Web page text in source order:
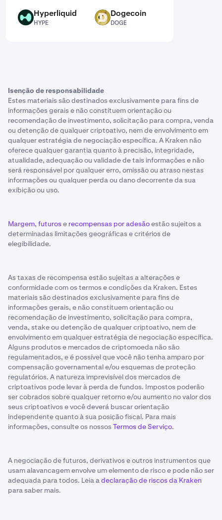
HYPE Hyperliquid
HYPE
DOGE Dogecoin
DOGE
Isenção de responsabilidade
Estes materiais são destinados exclusivamente para fins de
informações gerais e não constituem orientação ou
recomendação de investimento, solicitação para compra, venda
ou detenção de qualquer criptoativo, nem de envolvimento em
qualquer estratégia de negociação específica. A Kraken não
oferece qualquer garantia quanto à precisão, integridade,
atualidade, adequação ou validade de tais informações e não
será responsável por qualquer erro, omissão ou atraso nestas
informações ou qualquer perda ou dano decorrente da sua
exibição ou uso.
Margem, futurose recompensas por adesãoestão sujeitos a
determinadas limitações geográficas e critérios de
elegibilidade.
As taxas de recompensa estão sujeitas a alterações e
conformidade com os termos e condições da Kraken. Estes
materiais são destinados exclusivamente para fins de
informações gerais, e não constituem orientação ou
recomendação de investimento, solicitação para compra,
venda, stake ou detenção de qualquer criptoativo, nem de
envolvimento em qualquer estratégia de negociação específica.
Alguns produtos e mercados de criptomoeda não são
regulamentados, e é possível que você não tenha amparo por
compensação governamental e/ou esquemas de proteção
regulatórios. A natureza imprevisível dos mercados de
criptoativos pode levar à perda de fundos. Impostos poderão
ser cobrados sobre qualquer retorno e/ou aumento no valor dos
seus criptoativos e você deverá buscar orientação
independente quanto à sua posição fiscal. Para mais
informações, consulte os nossosTermos de Serviço.
A negociação de futuros, derivativos e outros instrumentos que
usam alavancagem envolve um elemento de risco e pode não ser
adequada para todos. Leia adeclaração de riscos da Kraken
para saber mais.